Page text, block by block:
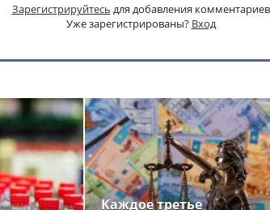
Зарегистрируйтесь для добавления комментариев
Уже зарегистрированы? Вход
Каждое третье